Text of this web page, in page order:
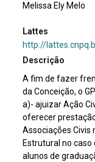
Melissa Ely Melo
Lattes
http://
Descrição
A fim de fazer
da Conceição, o
a)- ajuizar Ação
oferecer
Associações Civis
Estrutural no caso
alunos de